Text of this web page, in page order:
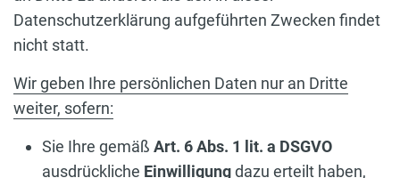
Datenschutzerklärung aufgeführten Zwecken findet
nicht statt.
Wir geben Ihre persönlichen Daten nur an Dritte
weiter, sofern:
Sie Ihre gemäß Art. 6 Abs. 1 lit. a DSGVO
ausdrückliche Einwilligungdazu erteilt haben,